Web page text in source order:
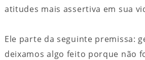
atitudes mais assertiva em sua
Ele parte da seguinte premissa:
deixamos algo feito porque não